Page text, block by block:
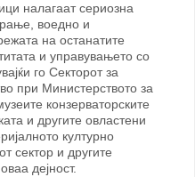
налагаат сериозна
воедно и
на останатите
и управувањето со
го Секторот за
при Министерството за
конзерваторските
и другите овластени
културно
сектор и другите
дејност.